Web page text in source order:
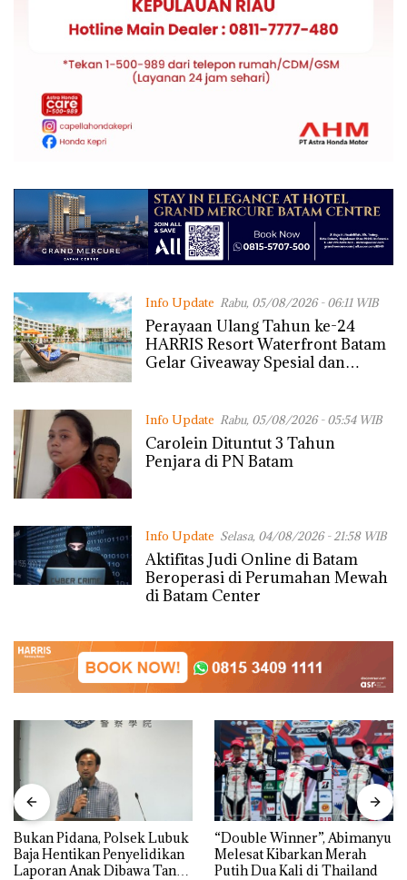
Info Update Rabu, 05/08/2026 - 06:11 WIB
Perayaan Ulang Tahun ke-24
HARRIS Resort Waterfront Batam
Gelar Giveaway Spesial dan
Info Update Rabu, 05/08/2026 - 05:54 WIB
Carolein Dituntut 3 Tahun
Penjara di PN Batam
Info Update Selasa, 04/08/2026 - 21:58 WIB
Aktifitas Judi Online di Batam
Beroperasi di Perumahan Mewah
di Batam Center
Bukan Pidana, Polsek Lubuk
Baja Hentikan Penyelidikan
Laporan Anak Dibawa Tanpa
“Double Winner”, Abimanyu
Melesat Kibarkan Merah
Putih Dua Kali di Thailand